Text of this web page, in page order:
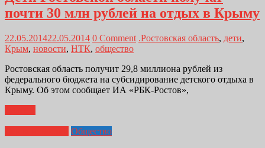
почти 30 млн рублей на отдых в Крыму
22.05.201422.05.2014 0 Comment .Ростовская область, дети,
Крым, новости, НТК, общество
Ростовская область получит 29,8 миллиона рублей из
федерального бюджета на субсидирование детского отдыха в
Крыму. Об этом сообщает ИА «РБК-Ростов»,
Общество